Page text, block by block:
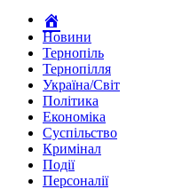
Новини
Тернопіль
Тернопілля
Україна/Світ
Політика
Економіка
Суспільство
Кримінал
Події
Персоналії